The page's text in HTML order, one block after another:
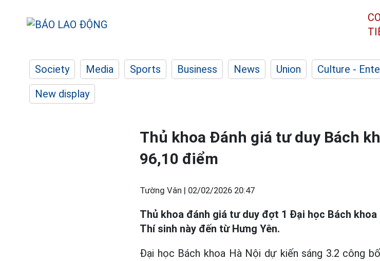
Society Media Sports Business News Union Culture -
New display
Thủ khoa Đánh giá tư duy Bách
96,10 điểm
Tường Vân | 02/02/2026 20:47
Thủ khoa đánh giá tư duy đợt 1 Đại học Bách
Thí sinh này đến từ Hưng Yên.
Đại học Bách khoa Hà Nội dự kiến sáng 3.2 công